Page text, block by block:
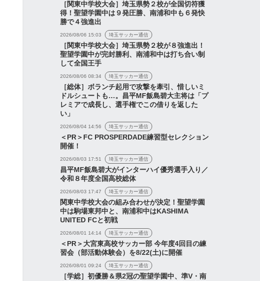
［関東中学校大会］埼玉県勢２校が全国切符獲
得！聖望学園中は９発圧勝、南浦和中も６発快
勝で４強進出
2026/08/06 15:03 埼玉サッカー通信
［関東中学校大会］埼玉県勢２校が８強進出！
聖望学園中が完封勝利、南浦和中は打ち合い制
して全国王手
2026/08/06 08:34 埼玉サッカー通信
［総体］ボランチ起用で攻撃を牽引、惜しいミ
ドルシュートも…。昌平MF飯島碧大主将は「プ
レミアで成長し、選手権でこの借りを返した
い」
2026/08/04 14:56 埼玉サッカー通信
＜PR＞FC PROSPERDADE練習型セレクション
開催！
2026/08/03 17:51 埼玉サッカー通信
昌平MF飯島碧大がインターハイ優秀選手入り／
令和８年度全国高校総体
2026/08/03 17:47 埼玉サッカー通信
関東中学校大会の組み合わせが決定！聖望学園
中は駒場東邦中と、南浦和中はKASHIMA
UNITED FCと初戦
2026/08/01 14:14 埼玉サッカー通信
＜PR＞大宮東高校サッカー部 今年度4回目の練
習会（部活動体験会）を8/22(土)に開催
2026/08/01 09:24 埼玉サッカー通信
［学総］初優勝＆県2冠の聖望学園中、準V・南